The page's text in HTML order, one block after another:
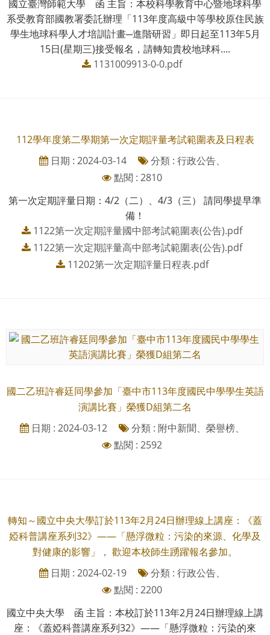
國立臺灣師範大學 函 主旨：本校科學教育中心暨地球科學
系受教育部國教署委託辦理「113年度高級中等學校原住民族
學生地球科學人才培訓計畫─進階研習」即日起至113年5月
15日(星期三)接受報名，請轉知貴校地球科....
1131009913-0-0.pdf
112學年度第二學期第一次定期評量考試範圍表及日程表
日期 : 2024-03-14
分類 : 行政公告、
點閱 : 2810
第一次定期評量日期：4/2（二）、4/3（三） 請同學提早準
備！
1122第一次定期評量國中部考試範圍表(公告).pdf
1122第一次定期評量高中部考試範圍表(公告).pdf
11202第一次定期評量日程表.pdf
國二乙班許睿廷同學參加「臺中市113年度國民中學學生英語
演講比賽」榮獲D組第二名
日期 : 2024-03-12
分類 : 附中新聞、榮譽榜、
點閱 : 2592
轉知～國立中央大學訂於113年2月24日辦理線上講座：《蓋
婭科普講座系列32》——「懸浮微粒：污染的來源、化學及
對健康的影響」， 歡迎本校師生踴躍報名參加。
日期 : 2024-02-19
分類 : 行政公告、
點閱 : 2200
國立中央大學 函 主旨：本校訂於113年2月24日辦理線上講
座：《蓋婭科普講座系列32》——「懸浮微粒：污染的來